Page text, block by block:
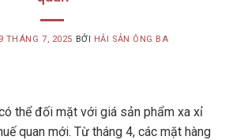
THÁNG 7, 2025 BỞI HẢI SẢN ÔNG BA
thể đối mặt với giá sản phẩm xa xỉ
quan mới. Từ tháng 4, các mặt hàng